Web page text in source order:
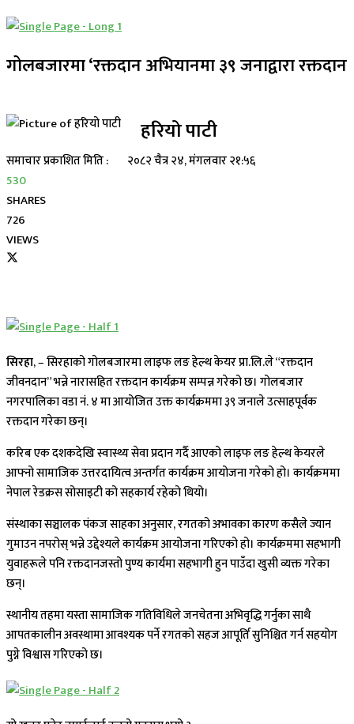
गोलबजारमा ‘रक्तदान अभियानमा ३९ जनाद्वारा रक्तदान
हरियो पाटी
समाचार प्रकाशित मिति :
२०८२ चैत्र २४, मंगलवार २१:५६
530
SHARES
726
VIEWS
सिरहा, – सिरहाको गोलबजारमा लाइफ लङ हेल्थ केयर प्रा.लि.ले “रक्तदान
जीवनदान” भन्ने नारासहित रक्तदान कार्यक्रम सम्पन्न गरेको छ। गोलबजार
नगरपालिका वडा नं. ४ मा आयोजित उक्त कार्यक्रममा ३९ जनाले उत्साहपूर्वक
रक्तदान गरेका छन्।
करिब एक दशकदेखि स्वास्थ्य सेवा प्रदान गर्दै आएको लाइफ लङ हेल्थ केयरले
आफ्नो सामाजिक उत्तरदायित्व अन्तर्गत कार्यक्रम आयोजना गरेको हो। कार्यक्रममा
नेपाल रेडक्रस सोसाइटी को सहकार्य रहेको थियो।
संस्थाका सञ्चालक पंकज साहका अनुसार, रगतको अभावका कारण कसैले ज्यान
गुमाउन नपरोस् भन्ने उद्देश्यले कार्यक्रम आयोजना गरिएको हो। कार्यक्रममा सहभागी
युवाहरूले पनि रक्तदानजस्तो पुण्य कार्यमा सहभागी हुन पाउँदा खुसी व्यक्त गरेका
छन्।
स्थानीय तहमा यस्ता सामाजिक गतिविधिले जनचेतना अभिवृद्धि गर्नुका साथै
आपतकालीन अवस्थामा आवश्यक पर्ने रगतको सहज आपूर्ति सुनिश्चित गर्न सहयोग
पुग्ने विश्वास गरिएको छ।